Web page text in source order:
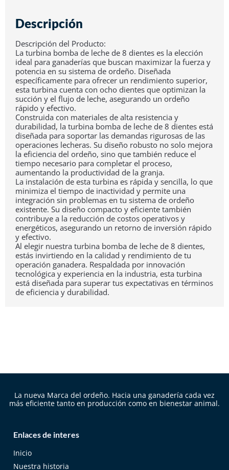
Descripción
Descripción del Producto:
La turbina bomba de leche de 8 dientes es la elección
ideal para ganaderías que buscan maximizar la fuerza y
potencia en su sistema de ordeño. Diseñada
específicamente para ofrecer un rendimiento superior,
esta turbina cuenta con ocho dientes que optimizan la
succión y el flujo de leche, asegurando un ordeño
rápido y efectivo.
Construida con materiales de alta resistencia y
durabilidad, la turbina bomba de leche de 8 dientes está
diseñada para soportar las demandas rigurosas de las
operaciones lecheras. Su diseño robusto no solo mejora
la eficiencia del ordeño, sino que también reduce el
tiempo necesario para completar el proceso,
aumentando la productividad de la granja.
La instalación de esta turbina es rápida y sencilla, lo que
minimiza el tiempo de inactividad y permite una
integración sin problemas en tu sistema de ordeño
existente. Su diseño compacto y eficiente también
contribuye a la reducción de costos operativos y
energéticos, asegurando un retorno de inversión rápido
y efectivo.
Al elegir nuestra turbina bomba de leche de 8 dientes,
estás invirtiendo en la calidad y rendimiento de tu
operación ganadera. Respaldada por innovación
tecnológica y experiencia en la industria, esta turbina
está diseñada para superar tus expectativas en términos
de eficiencia y durabilidad.
La nueva Marca del ordeño. Hacia una ganadería cada vez
más eficiente tanto en producción como en bienestar animal.
Enlaces de interes
Inicio
Nuestra historia